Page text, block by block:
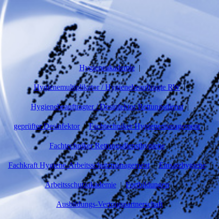
Hygieneakademie
Hygienemultiplikator / Hygienebeauftragte RW
Hygienebeauftragter / Desinfektor Rettungsdienst
geprüfter Desinfektor Fachtechniker Hygienemanagement
Fachtechniker Rettungsdiensthygiene
Fachkraft Hygiene-Arbeitsschutzmanagement Einsatzhygiene
Arbeitsschutzakademie Fortbildungen
Ausbildungs-Vertragspartnerschaft